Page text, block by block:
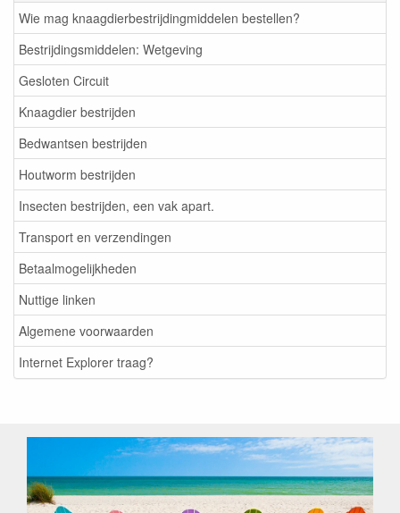
Wie mag knaagdierbestrijdingmiddelen bestellen?
Bestrijdingsmiddelen: Wetgeving
Gesloten Circuit
Knaagdier bestrijden
Bedwantsen bestrijden
Houtworm bestrijden
Insecten bestrijden, een vak apart.
Transport en verzendingen
Betaalmogelijkheden
Nuttige linken
Algemene voorwaarden
Internet Explorer traag?